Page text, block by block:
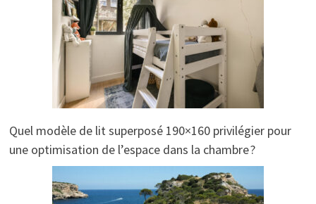
Quel modèle de lit superposé 190×160 privilégier pour
une optimisation de l’espace dans la chambre ?